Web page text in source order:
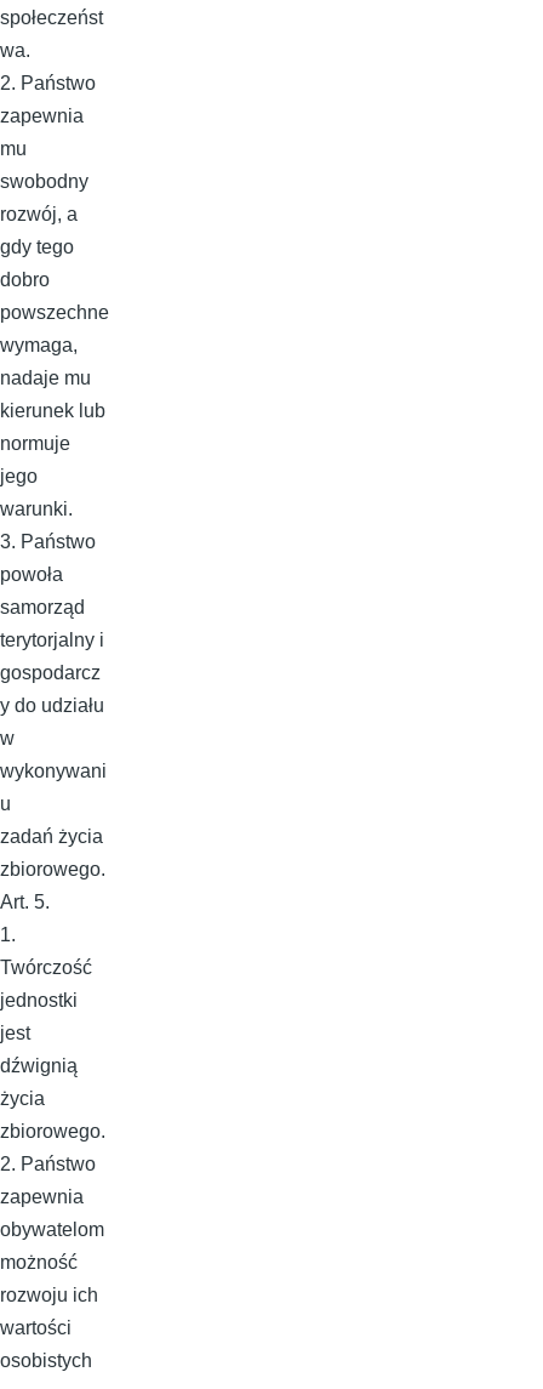
społeczeńst
wa.
2. Państwo
zapewnia
mu
swobodny
rozwój, a
gdy tego
dobro
powszechne
wymaga,
nadaje mu
kierunek lub
normuje
jego
warunki.
3. Państwo
powoła
samorząd
terytorjalny i
gospodarcz
y do udziału
w
wykonywani
u
zadań życia
zbiorowego.
Art. 5.
1.
Twórczość
jednostki
jest
dźwignią
życia
zbiorowego.
2. Państwo
zapewnia
obywatelom
możność
rozwoju ich
wartości
osobistych